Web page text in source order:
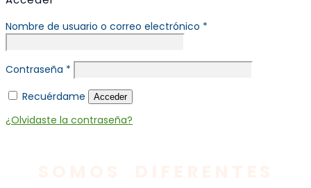
Nombre de usuario o correo electrónico *
Contraseña *
Recuérdame
Acceder
¿Olvidaste la contraseña?